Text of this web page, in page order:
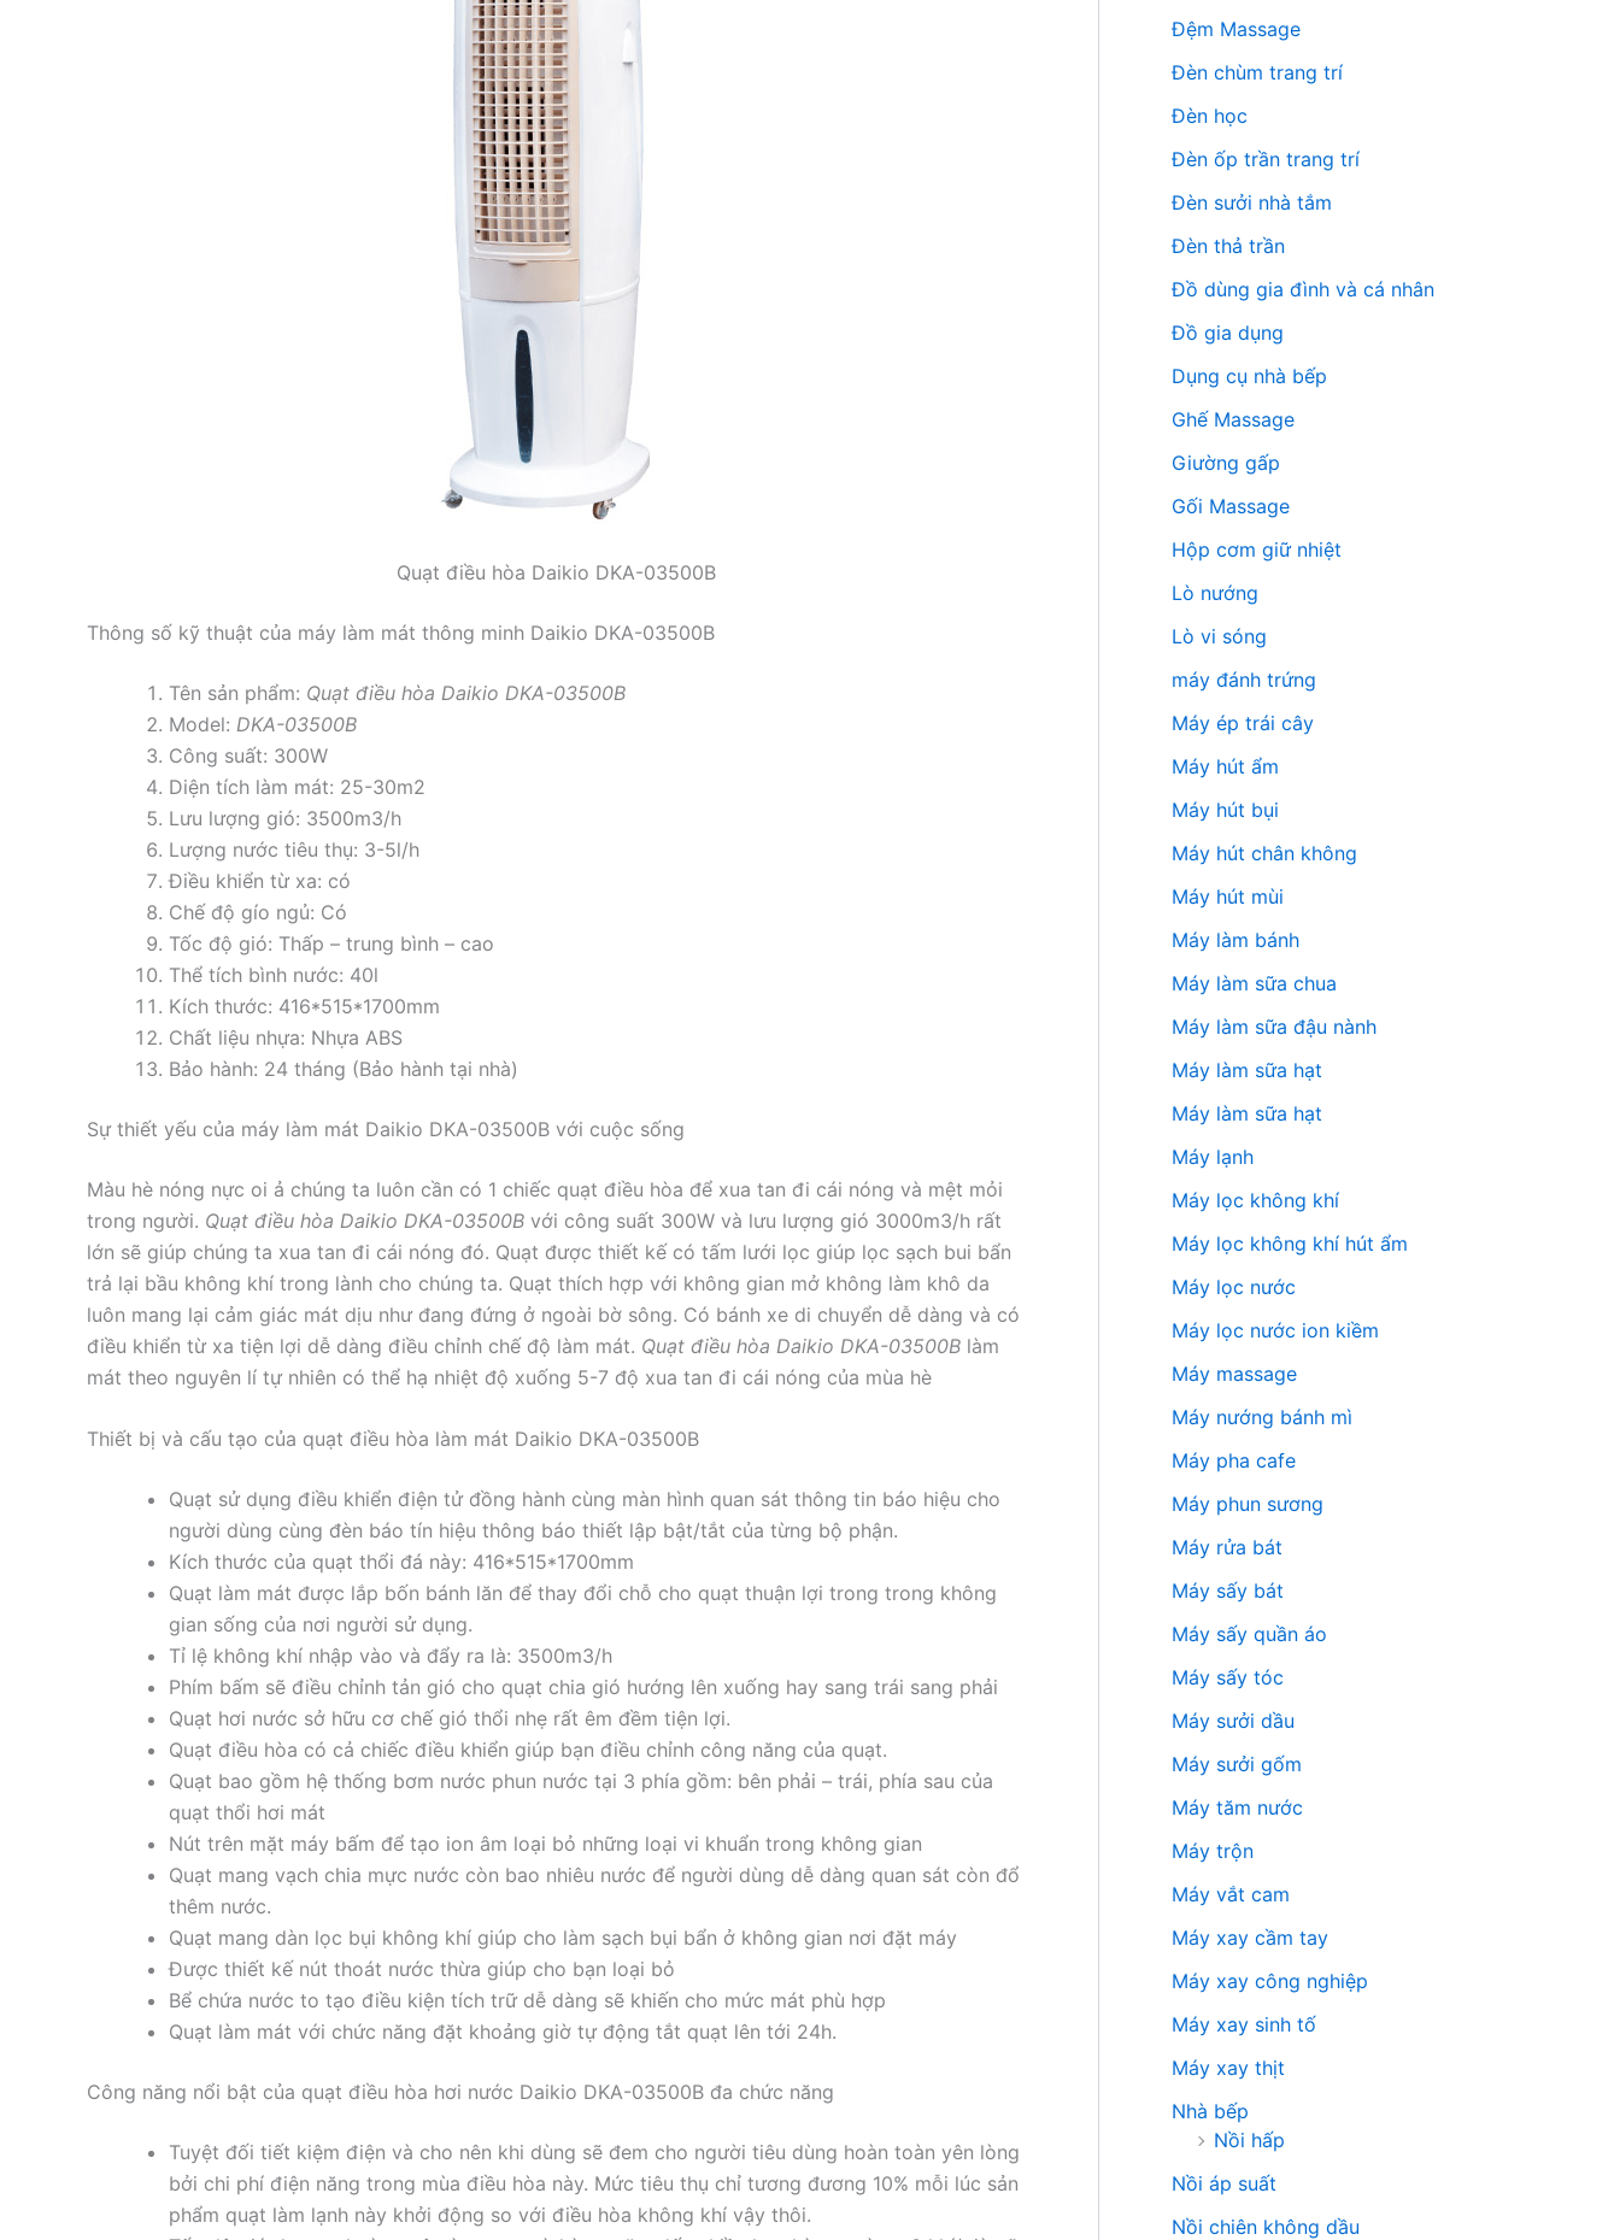
Quạt điều hòa Daikio DKA-03500B
Thông số kỹ thuật của máy làm mát thông minh Daikio DKA-03500B
Tên sản phẩm: Quạt điều hòa Daikio DKA-03500B
Model: DKA-03500B
Công suất: 300W
Diện tích làm mát: 25-30m2
Lưu lượng gió: 3500m3/h
Lượng nước tiêu thụ: 3-5l/h
Điều khiển từ xa: có
Chế độ gío ngủ: Có
Tốc độ gió: Thấp – trung bình – cao
Thể tích bình nước: 40l
Kích thước: 416*515*1700mm
Chất liệu nhựa: Nhựa ABS
Bảo hành: 24 tháng (Bảo hành tại nhà)
Sự thiết yếu của máy làm mát Daikio DKA-03500B với cuộc sống
Màu hè nóng nực oi ả chúng ta luôn cần có 1 chiếc quạt điều hòa để xua tan đi cái nóng và mệt mỏi
trong người. Quạt điều hòa Daikio DKA-03500B với công suất 300W và lưu lượng gió 3000m3/h rất
lớn sẽ giúp chúng ta xua tan đi cái nóng đó. Quạt được thiết kế có tấm lưới lọc giúp lọc sạch bui bẩn
trả lại bầu không khí trong lành cho chúng ta. Quạt thích hợp với không gian mở không làm khô da
luôn mang lại cảm giác mát dịu như đang đứng ở ngoài bờ sông. Có bánh xe di chuyển dễ dàng và có
điều khiển từ xa tiện lợi dễ dàng điều chỉnh chế độ làm mát. Quạt điều hòa Daikio DKA-03500B làm
mát theo nguyên lí tự nhiên có thể hạ nhiệt độ xuống 5-7 độ xua tan đi cái nóng của mùa hè
Thiết bị và cấu tạo của quạt điều hòa làm mát Daikio DKA-03500B
Quạt sử dụng điều khiển điện tử đồng hành cùng màn hình quan sát thông tin báo hiệu cho
người dùng cùng đèn báo tín hiệu thông báo thiết lập bật/tắt của từng bộ phận.
Kích thước của quạt thổi đá này: 416*515*1700mm
Quạt làm mát được lắp bốn bánh lăn để thay đổi chỗ cho quạt thuận lợi trong trong không
gian sống của nơi người sử dụng.
Tỉ lệ không khí nhập vào và đẩy ra là: 3500m3/h
Phím bấm sẽ điều chỉnh tản gió cho quạt chia gió hướng lên xuống hay sang trái sang phải
Quạt hơi nước sở hữu cơ chế gió thổi nhẹ rất êm đềm tiện lợi.
Quạt điều hòa có cả chiếc điều khiển giúp bạn điều chỉnh công năng của quạt.
Quạt bao gồm hệ thống bơm nước phun nước tại 3 phía gồm: bên phải – trái, phía sau của
quạt thổi hơi mát
Nút trên mặt máy bấm để tạo ion âm loại bỏ những loại vi khuẩn trong không gian
Quạt mang vạch chia mực nước còn bao nhiêu nước để người dùng dễ dàng quan sát còn đổ
thêm nước.
Quạt mang dàn lọc bụi không khí giúp cho làm sạch bụi bẩn ở không gian nơi đặt máy
Được thiết kế nút thoát nước thừa giúp cho bạn loại bỏ
Bể chứa nước to tạo điều kiện tích trữ dễ dàng sẽ khiến cho mức mát phù hợp
Quạt làm mát với chức năng đặt khoảng giờ tự động tắt quạt lên tới 24h.
Công năng nổi bật của quạt điều hòa hơi nước Daikio DKA-03500B đa chức năng
Tuyệt đối tiết kiệm điện và cho nên khi dùng sẽ đem cho người tiêu dùng hoàn toàn yên lòng
bởi chi phí điện năng trong mùa điều hòa này. Mức tiêu thụ chỉ tương đương 10% mỗi lúc sản
phẩm quạt làm lạnh này khởi động so với điều hòa không khí vậy thôi.
Đệm Massage
Đèn chùm trang trí
Đèn học
Đèn ốp trần trang trí
Đèn sưởi nhà tắm
Đèn thả trần
Đồ dùng gia đình và cá nhân
Đồ gia dụng
Dụng cụ nhà bếp
Ghế Massage
Giường gấp
Gối Massage
Hộp cơm giữ nhiệt
Lò nướng
Lò vi sóng
máy đánh trứng
Máy ép trái cây
Máy hút ẩm
Máy hút bụi
Máy hút chân không
Máy hút mùi
Máy làm bánh
Máy làm sữa chua
Máy làm sữa đậu nành
Máy làm sữa hạt
Máy làm sữa hạt
Máy lạnh
Máy lọc không khí
Máy lọc không khí hút ẩm
Máy lọc nước
Máy lọc nước ion kiềm
Máy massage
Máy nướng bánh mì
Máy pha cafe
Máy phun sương
Máy rửa bát
Máy sấy bát
Máy sấy quần áo
Máy sấy tóc
Máy sưởi dầu
Máy sưởi gốm
Máy tăm nước
Máy trộn
Máy vắt cam
Máy xay cầm tay
Máy xay công nghiệp
Máy xay sinh tố
Máy xay thịt
Nhà bếp
Nồi hấp
Nồi áp suất
Nồi chiên không dầu